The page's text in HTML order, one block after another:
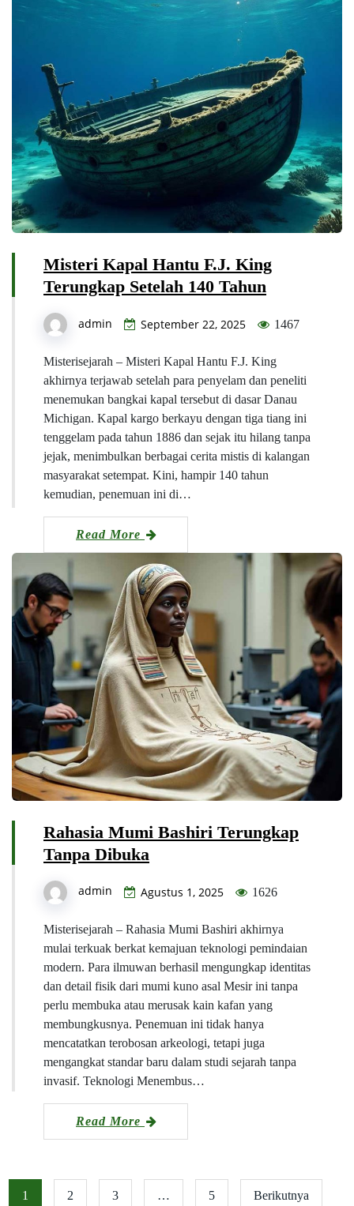
Misteri Kapal Hantu F.J. King
Terungkap Setelah 140 Tahun
admin September 22, 2025 1467
Misterisejarah – Misteri Kapal Hantu F.J. King
akhirnya terjawab setelah para penyelam dan peneliti
menemukan bangkai kapal tersebut di dasar Danau
Michigan. Kapal kargo berkayu dengan tiga tiang ini
tenggelam pada tahun 1886 dan sejak itu hilang tanpa
jejak, menimbulkan berbagai cerita mistis di kalangan
masyarakat setempat. Kini, hampir 140 tahun
kemudian, penemuan ini di…
Read More
Rahasia Mumi Bashiri Terungkap
Tanpa Dibuka
admin Agustus 1, 2025 1626
Misterisejarah – Rahasia Mumi Bashiri akhirnya
mulai terkuak berkat kemajuan teknologi pemindaian
modern. Para ilmuwan berhasil mengungkap identitas
dan detail fisik dari mumi kuno asal Mesir ini tanpa
perlu membuka atau merusak kain kafan yang
membungkusnya. Penemuan ini tidak hanya
mencatatkan terobosan arkeologi, tetapi juga
mengangkat standar baru dalam studi sejarah tanpa
invasif. Teknologi Menembus…
Read More
1 2 3 … 5
Berikutnya